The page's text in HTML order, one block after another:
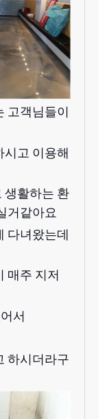
고객님들이
시고 이용해
생활하는 환
거같아요
다녀왔는데
매주 지저
서
하시더라구